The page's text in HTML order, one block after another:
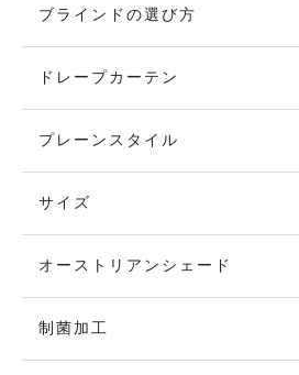
ブラインドの選び方
ドレープカーテン
プレーンスタイル
サイズ
オーストリアンシェード
制菌加工